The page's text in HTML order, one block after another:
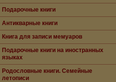
Подарочные книги
Антикварные книги
Книга для записи мемуаров
Подарочные книги на иностранных
языках
Родословные книги. Семейные
летописи